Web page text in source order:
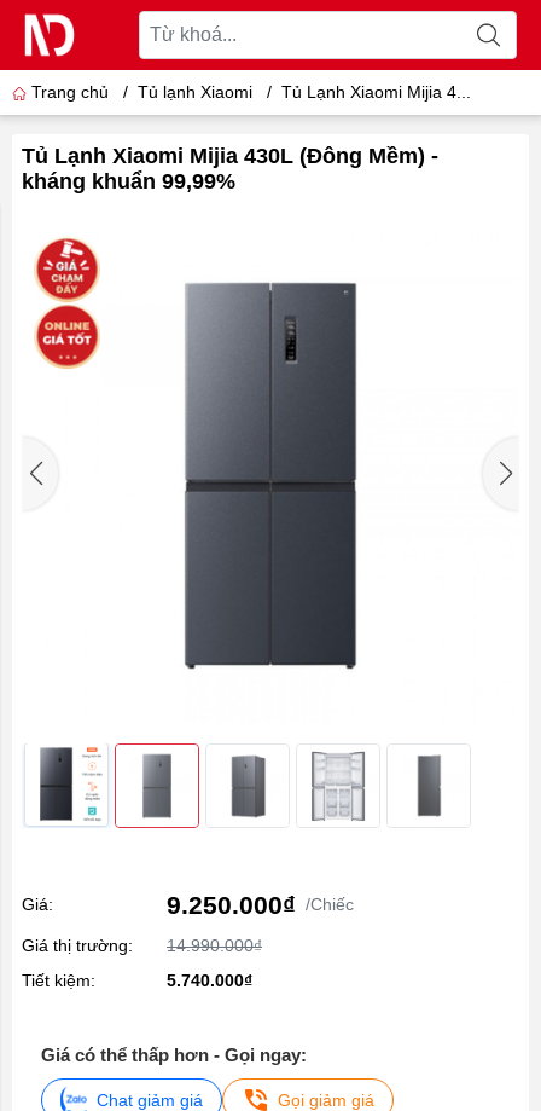
Trang chủ / Tủ lạnh Xiaomi / Tủ Lạnh Xiaomi Mijia 4...
Tủ Lạnh Xiaomi Mijia 430L (Đông Mềm) -
kháng khuẩn 99,99%
Giá: 9.250.000₫ /Chiếc
Giá thị trường:
14.990.000₫
Tiết kiệm:
5.740.000₫
Giá có thể thấp hơn - Gọi ngay:
Chat giảm giá Gọi giảm giá